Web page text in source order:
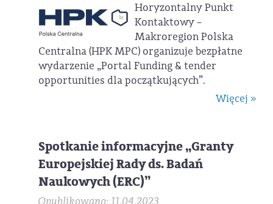
Horyzontalny Punkt
Kontaktowy –
Makroregion Polska
Centralna (HPK MPC) organizuje bezpłatne
wydarzenie „Portal Funding & tender
opportunities dla początkujących”.
Więcej »
Spotkanie informacyjne „Granty
Europejskiej Rady ds. Badań
Naukowych (ERC)”
Opublikowano: 11.04.2023